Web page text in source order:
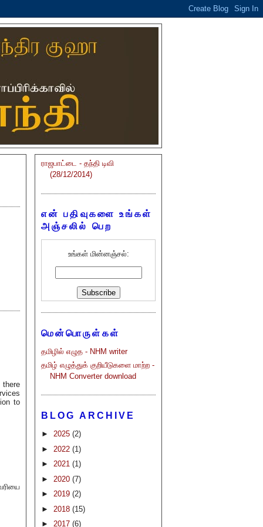
there
to
ராஜபாட்டை - தந்தி டிவி
(28/12/2014)
என் பதிவுகளை உங்கள்
அஞ்சலில் பெற
உங்கள் மின்னஞ்சல்:
மென்பொருள்கள்
தமிழில் எழுத - NHM writer
தமிழ் எழுத்துக் குறியீடுகளை மாற்ற -
NHM Converter download
BLOG ARCHIVE
► 2025 (2)
► 2022 (1)
► 2021 (1)
► 2020 (7)
► 2019 (2)
► 2018 (15)
► 2017 (6)